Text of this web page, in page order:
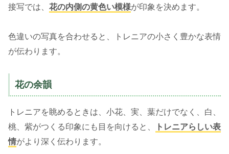
接写では、 花の内側の黄色い模様が印象を決めます。
色違いの写真を合わせると、トレニアの小さく豊かな表情
が伝わります。
花の余韻
トレニアを眺めるときは、小花、実、葉だけでなく、白、
桃、紫がつくる印象にも目を向けると、
トレニアらしい表
情がより深く伝わります。